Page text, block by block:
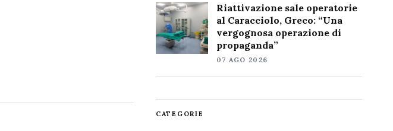
Riattivazione sale operatorie
al Caracciolo, Greco: “Una
vergognosa operazione di
propaganda”
07 AGO 2026
CATEGORIE